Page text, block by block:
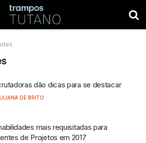
dão dicas para se destacar
DE BRITO
mais requisitadas para
de Projetos em 2017